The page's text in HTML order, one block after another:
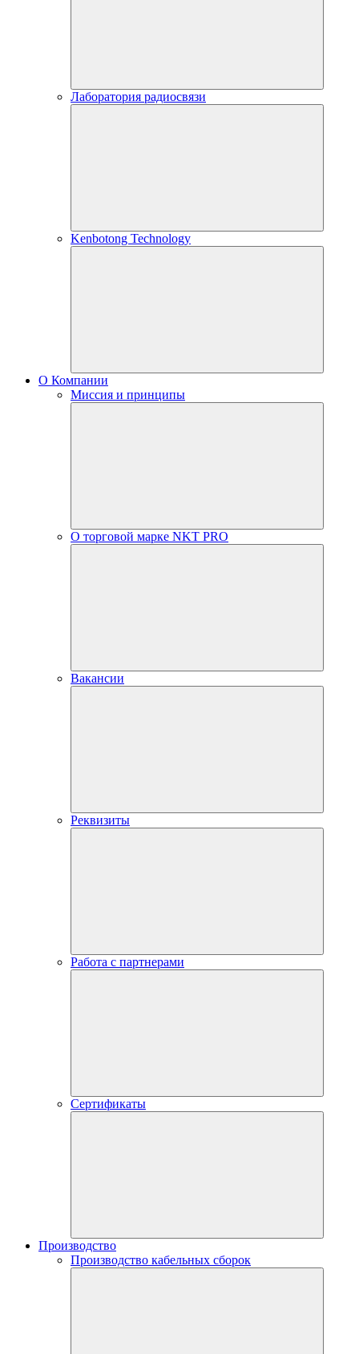
Лаборатория радиосвязи
Kenbotong Technology
О Компании
Миссия и принципы
О торговой марке NKT PRO
Вакансии
Реквизиты
Работа с партнерами
Сертификаты
Производство
Производство кабельных сборок